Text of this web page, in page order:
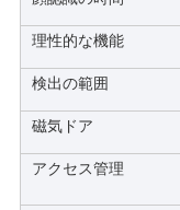
理性的な機能
検出の範囲
磁気ドア
アクセス管理